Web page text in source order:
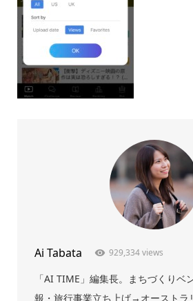
Ai Tabata 929,334 views
「AI TIME」編集長。まちづくりベ
報・旅行事業立ち上げ→オーストラ